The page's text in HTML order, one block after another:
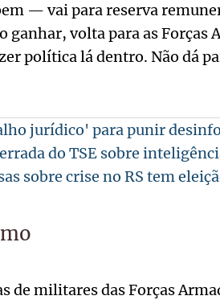
— vai para reserva
ganhar, volta para as
política lá dentro. Não dá
jurídico' para punir
do TSE sobre
sobre crise no RS tem
de militares das Forças